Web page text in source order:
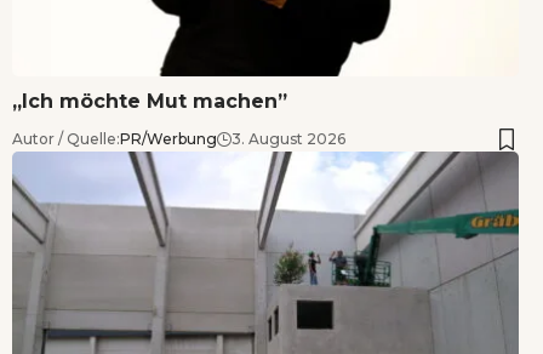
„Ich möchte Mut machen”
Autor / Quelle:PR/Werbung 3. August 2026